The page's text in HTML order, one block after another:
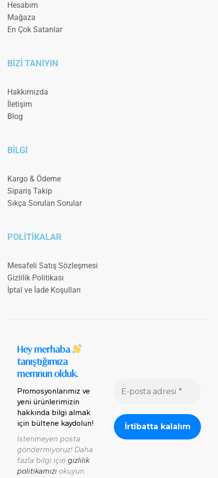
Hesabım
Mağaza
En Çok Satanlar
BİZİ TANIYIN
Hakkımızda
İletişim
Blog
BİLGİ
Kargo & Ödeme
Sipariş Takip
Sıkça Sorulan Sorular
POLİTİKALAR
Mesafeli Satış Sözleşmesi
Gizlilik Politikası
İptal ve İade Koşulları
Hey merhaba
tanıştığımıza
memnun olduk.
Promosyonlarımız ve
yeni ürünlerimizin
hakkında bilgi almak
için bültene kaydolun!
İstenmeyen posta
göndermiyoruz! Daha
fazla bilgi için gizlilik
politikamızı okuyun.